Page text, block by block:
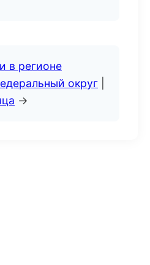
в регионе
округ
→